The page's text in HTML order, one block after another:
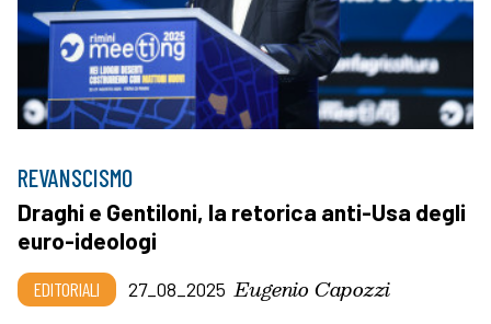
REVANSCISMO
Draghi e Gentiloni, la retorica anti-Usa degli
euro-ideologi
EDITORIALI 27_08_2025 Eugenio Capozzi